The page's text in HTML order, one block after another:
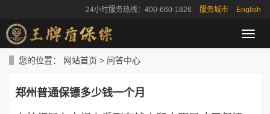
24小时服务热线：400-660-1826 服务城市 English
导
航
您的位置： 网站首页 > 问答中心
郑州普通保镖多少钱一个月